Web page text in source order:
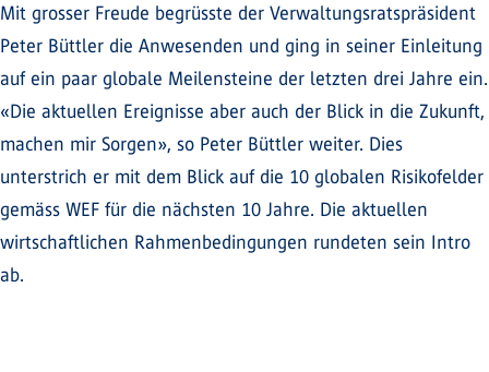
Mit grosser Freude begrüsste der Verwaltungsratspräsident
Peter Büttler die Anwesenden und ging in seiner Einleitung
auf ein paar globale Meilensteine der letzten drei Jahre ein.
«Die aktuellen Ereignisse aber auch der Blick in die Zukunft,
machen mir Sorgen», so Peter Büttler weiter. Dies
unterstrich er mit dem Blick auf die 10 globalen Risikofelder
gemäss WEF für die nächsten 10 Jahre. Die aktuellen
wirtschaftlichen Rahmenbedingungen rundeten sein Intro
ab.